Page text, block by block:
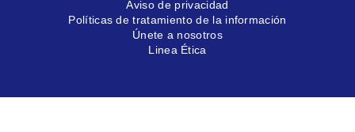
Aviso de privacidad
Políticas de tratamiento de la información
Únete a nosotros
Linea Ética